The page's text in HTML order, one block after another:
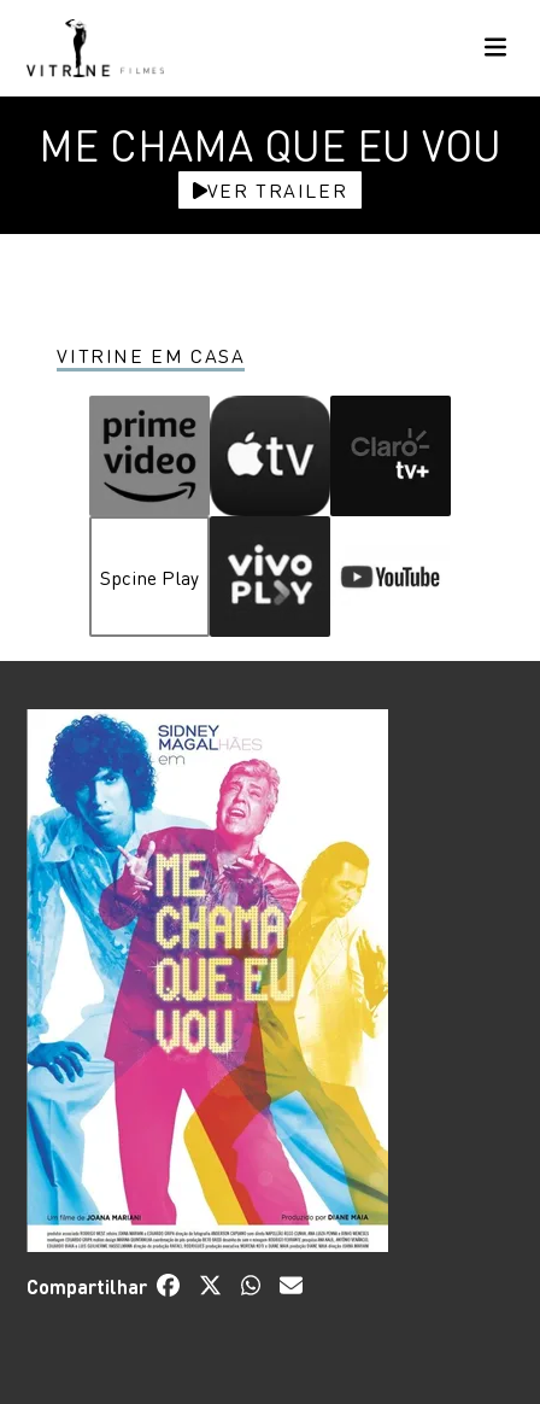
ME CHAMA QUE EU VOU
VER TRAILER
VITRINE EM CASA
Spcine Play
Compartilhar